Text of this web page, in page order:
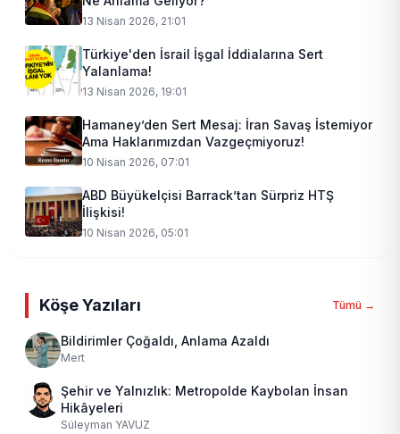
13 Nisan 2026, 21:01
Türkiye'den İsrail İşgal İddialarına Sert
Yalanlama!
13 Nisan 2026, 19:01
Hamaney’den Sert Mesaj: İran Savaş İstemiyor
Ama Haklarımızdan Vazgeçmiyoruz!
10 Nisan 2026, 07:01
ABD Büyükelçisi Barrack’tan Sürpriz HTŞ
İlişkisi!
10 Nisan 2026, 05:01
Köşe Yazıları Tümü →
Bildirimler Çoğaldı, Anlama Azaldı
Mert
Şehir ve Yalnızlık: Metropolde Kaybolan İnsan
Hikâyeleri
Süleyman YAVUZ